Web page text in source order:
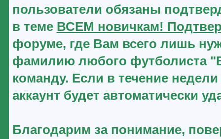
пользователи обязаны
в теме ВСЕМ новичкам!
форуме, где Вам всего лишь
фамилию любого футболиста
команду. Если в течение
аккаунт будет автоматически
Благодарим за понимание,